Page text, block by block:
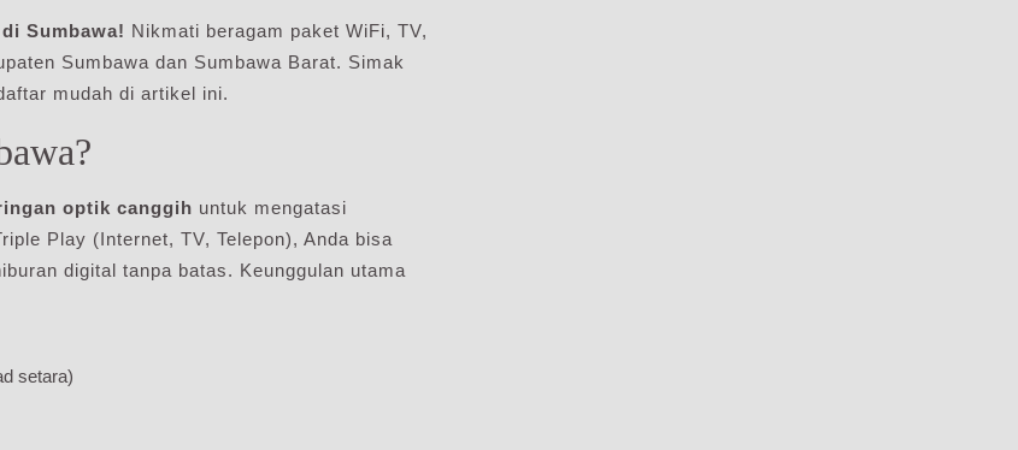
Sumbawa! Nikmati beragam paket WiFi, TV,
Sumbawa dan Sumbawa Barat. Simak
mudah di artikel ini.
optik canggih untuk mengatasi
Play (Internet, TV, Telepon), Anda bisa
digital tanpa batas. Keunggulan utama
setara)